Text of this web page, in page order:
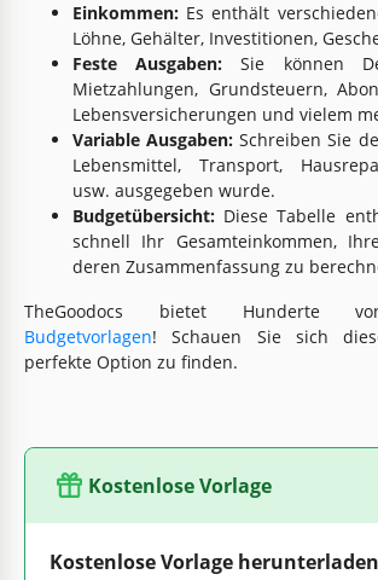
Einkommen: Es enthält
Löhne, Gehälter, Investitionen,
Feste Ausgaben: Sie können
Mietzahlungen, Grundsteuern,
Lebensversicherungen und vielem
Variable Ausgaben: Schreiben Sie
Lebensmittel, Transport,
usw. ausgegeben wurde.
Budgetübersicht: Diese Tabelle
schnell Ihr Gesamteinkommen,
deren Zusammenfassung zu
TheGoodocs bietet Hunderte
Budgetvorlagen! Schauen Sie sich
perfekte Option zu finden.
Kostenlose Vorlage
Kostenlose Vorlage herunterladen